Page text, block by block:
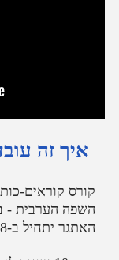
איך זה עובד?
קורס קוראים-
השפה הערבית -בכל
האתגר יתחיל ב-5.8 וימשך עד סוף אוגוסט.